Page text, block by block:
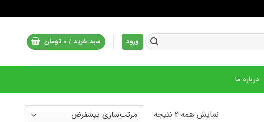
ورود سبد خرید / 0 تومان
درباره ما
نمایش همه 2 نتیجه